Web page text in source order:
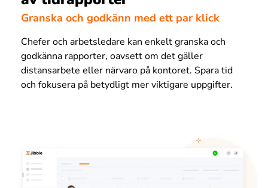
Granska och godkänn med ett par klick
Chefer och arbetsledare kan enkelt granska och
godkänna rapporter, oavsett om det gäller
distansarbete eller närvaro på kontoret. Spara tid
och fokusera på betydligt mer viktigare uppgifter.